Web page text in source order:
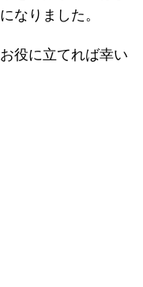
なりました。
役に立てれば幸い